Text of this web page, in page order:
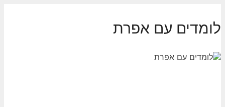
לומדים עם אפרת